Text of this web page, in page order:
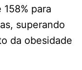
para
superando
da obesidade